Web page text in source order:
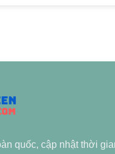
quốc, cập nhật thời